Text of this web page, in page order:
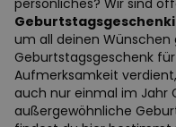
persönliches? Wir sind
um all deinen Wünschen
Geburtstagsgeschenk
Aufmerksamkeit
auch nur einmal im Jahr
außergewöhnliche